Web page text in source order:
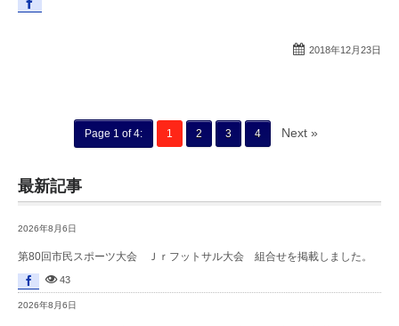
2018年12月23日
Page 1 of 4: 1 2 3 4 Next »
最新記事
2026年8月6日
第80回市民スポーツ大会 Ｊｒフットサル大会 組合せを掲載しました。
43
2026年8月6日